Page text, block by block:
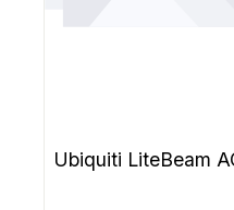
Ubiquiti LiteBeam